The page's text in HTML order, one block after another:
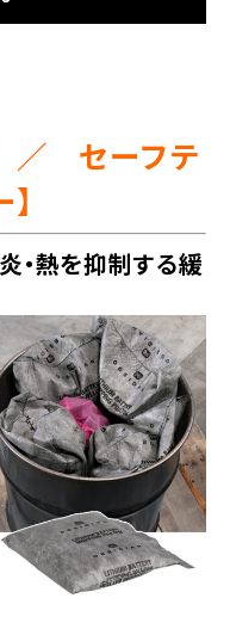
／ セーフテ
・熱を抑制する緩